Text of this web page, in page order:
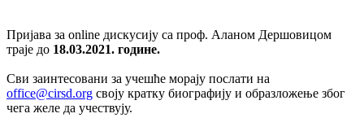
Пријава за online дискусију са проф. Аланом Дершовицом
траје до 18.03.2021. године.
Сви заинтесовани за учешће морају послати на
office@cirsd.org своју кратку биографију и образложење због
чега желе да учествују.